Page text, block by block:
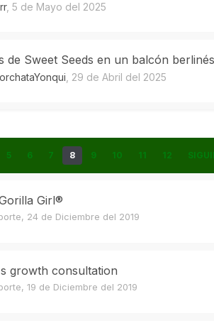
,5 de Mayo del 2025
de Sweet Seeds en un balcón berlinés
29 de Abril del 2025
5 6 7 8 9 10 11 12
Girl®
, 24 de Diciembre del 2019
growth consultation
,19 de Diciembre del 2019